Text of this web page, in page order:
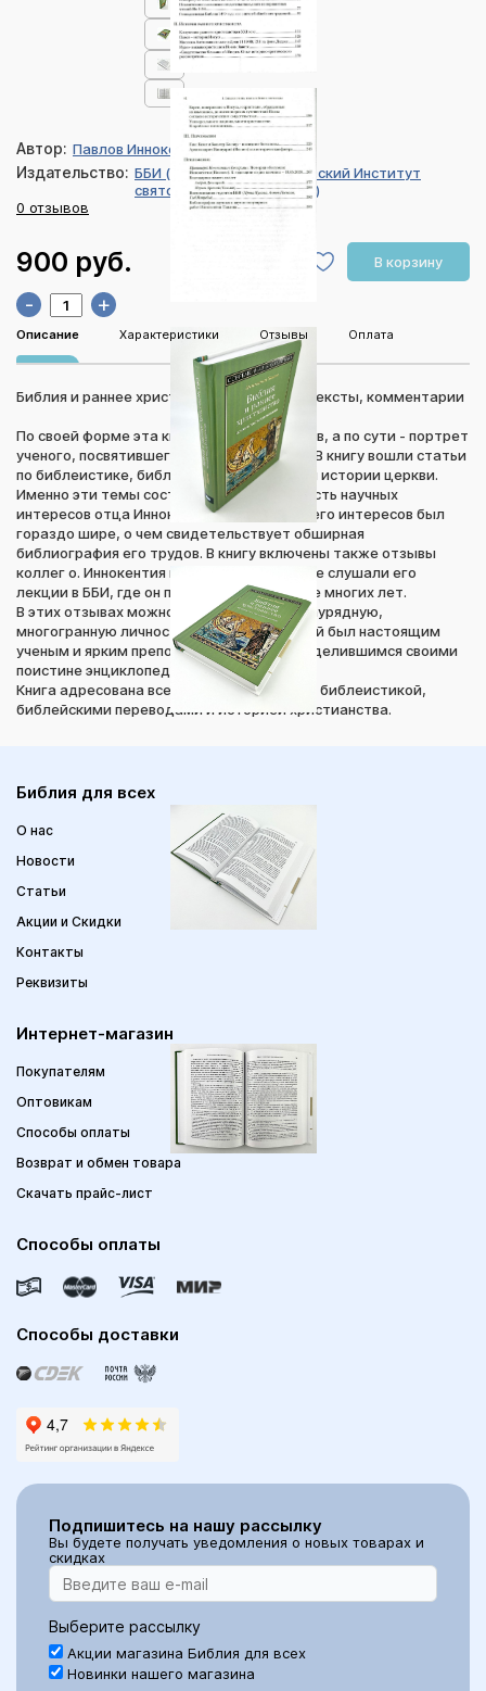
Автор: Павлов Иннокентий
Издательство: ББИ (Библейско-Богословский Институт
святого апостола Андрея)
0 отзывов
900 руб. В корзину
- +
Описание Характеристики Отзывы Оплата
Библия и раннее христианство: история, тексты, комментарии
По своей форме эта книга - сборник трудов, а по сути - портрет
ученого, посвятившего свою жизнь науке. В книгу вошли статьи
по библеистике, библейским переводам и истории церкви.
Именно эти темы составляли большую часть научных
интересов отца Иннокентия, хотя спектр его интересов был
гораздо шире, о чем свидетельствует обширная
библиография его трудов. В книгу включены также отзывы
коллег о. Иннокентия и студентов, которые слушали его
лекции в ББИ, где он преподавал в течение многих лет.
В этих отзывах можно почувствовать незаурядную,
многогранную личность человека, который был настоящим
ученым и ярким преподавателем, щедро делившимся своими
поистине энциклопедическими знаниями.
Книга адресована всем, кто интересуется библеистикой,
библейскими переводами и историей христианства.
Библия для всех
О нас
Новости
Статьи
Акции и Скидки
Контакты
Реквизиты
Интернет-магазин
Покупателям
Оптовикам
Способы оплаты
Возврат и обмен товара
Скачать прайс-лист
Способы оплаты
Способы доставки
Подпишитесь на нашу рассылку
Вы будете получать уведомления о новых товарах и
скидках
Выберите рассылку
Акции магазина Библия для всех
Новинки нашего магазина